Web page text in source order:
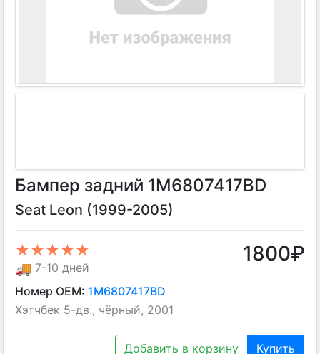
Бампер задний 1M6807417BD
Seat Leon (1999-2005)
★★★★★
🚚 7-10 дней
1800₽
Номер OEM: 1M6807417BD
Хэтчбек 5-дв., чёрный, 2001
Добавить в корзину Купить